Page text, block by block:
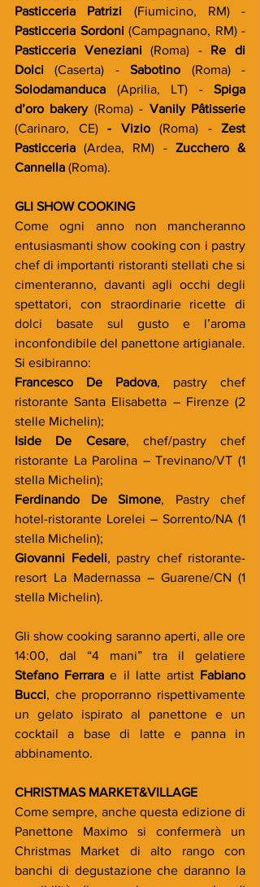
Pasticceria Patrizi (Fiumicino, RM) -
Pasticceria Sordoni
Pasticceria Veneziani (Roma) - Re di
Dolci (Caserta) - Sabotino
Solodamanduca (Aprilia, LT) - Spiga
d’oro bakery (Roma) -
(Carinaro, CE) - Vizio (Roma) - Zest
Pasticceria (Ardea, RM) - Zucchero &
Cannella (Roma).
GLI SHOW COOKING
Come ogni anno non mancheranno
entusiasmanti show cooking con i pastry
chef di importanti ristoranti stellati che si
cimenteranno, davanti agli occhi degli
spettatori, con straordinarie ricette di
dolci basate sul gusto e l’aroma
inconfondibile del panettone artigianale.
Si esibiranno:
Francesco De Padova, pastry chef
ristorante Santa Elisabetta – Firenze (2
stelle Michelin);
Iside De Cesare, chef/pastry chef
ristorante La Parolina – Trevinano/VT (1
stella Michelin);
Ferdinando De Simone, Pastry chef
hotel-ristorante Lorelei – Sorrento/NA (1
stella Michelin);
Giovanni Fedeli, pastry chef ristorante-
resort La Madernassa – Guarene/CN (1
stella Michelin).
Gli show cooking saranno aperti, alle ore
Stefano Ferrara e il latte artist Fabiano
Bucci, che proporranno rispettivamente
un gelato ispirato al panettone e un
cocktail a base di latte e panna in
abbinamento.
CHRISTMAS MARKET&VILLAGE
Come sempre, anche questa edizione di
Panettone Maximo si confermerà un
Christmas Market di alto rango con
banchi di degustazione che daranno la